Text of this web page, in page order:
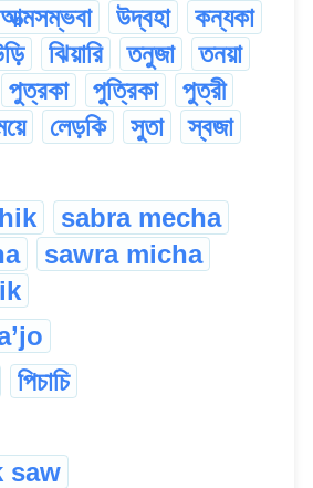
আত্মসম্ভবা উদ্বহা
কন্যকা
ঝিয়ারি তনুজা
তনয়া
পুত্রকা পুত্রিকা
পুত্রী
লেড়কি সুতা স্বজা
sabra mecha
sawra micha
পিচাচি
saw